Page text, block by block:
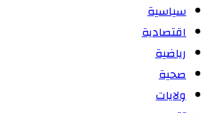
سياسية
اقتصادية
رياضية
صحية
ولايات